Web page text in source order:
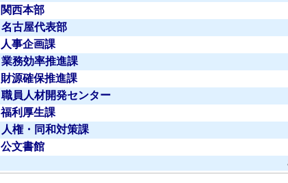
関西本部
名古屋代表部
人事企画課
業務効率推進課
財源確保推進課
職員人材開発センター
福利厚生課
人権・同和対策課
公文書館